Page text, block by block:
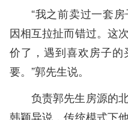
“我之前卖过一套房
因相互拉扯而错过。这
价了，遇到喜欢房子
要。”郭先生说。
负责郭先生房源的北
韩颖异说，传统模式下